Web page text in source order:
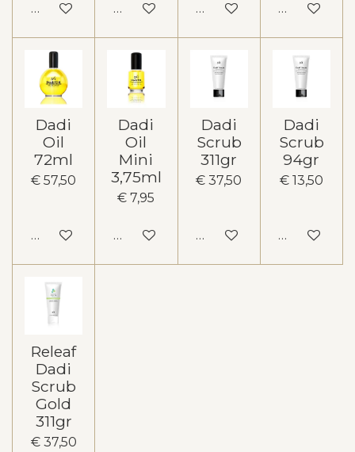
In winkelwagenIn winkelwagenIn winkelwagen
In
Dadi
Oil
72ml
€ 57,50
In winkelwagen
Dadi
Oil
Mini
3,75ml
€ 7,95
In winkelwagen
Dadi
Scrub
311gr
€ 37,50
In winkelwagen
Dadi
Scrub
94gr
€ 13,50
In
Releaf
Dadi
Scrub
Gold
311gr
€ 37,50